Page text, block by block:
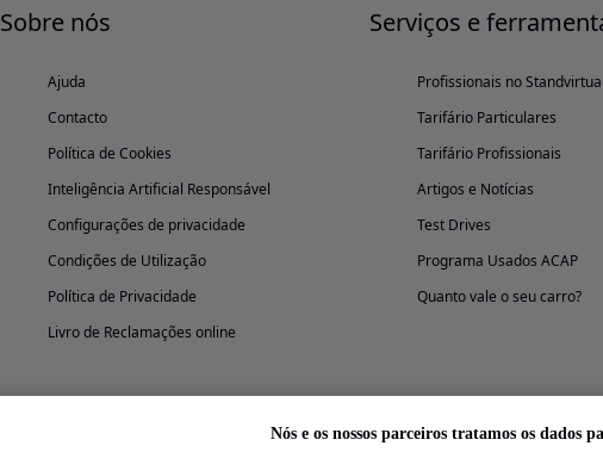
Sobre nós
Ajuda
Contacto
Política de Cookies
Inteligência Artificial Responsável
Configurações de privacidade
Condições de Utilização
Política de Privacidade
Livro de Reclamações online
Serviços e
Profissionais no Standvirtual
Tarifário Particulares
Tarifário Profissionais
Artigos e Notícias
Test Drives
Programa Usados ACAP
Quanto vale o seu carro?
Nós e os nossos parceiros tratamos os dados